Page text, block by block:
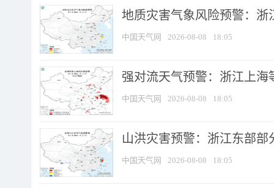
地质灾害气象风险预警：
中国天气网 2026-08-08 18:05
强对流天气预警：浙江上海
中国天气网 2026-08-08 18:05
山洪灾害预警：浙江东部
中国天气网 2026-08-08 18:05